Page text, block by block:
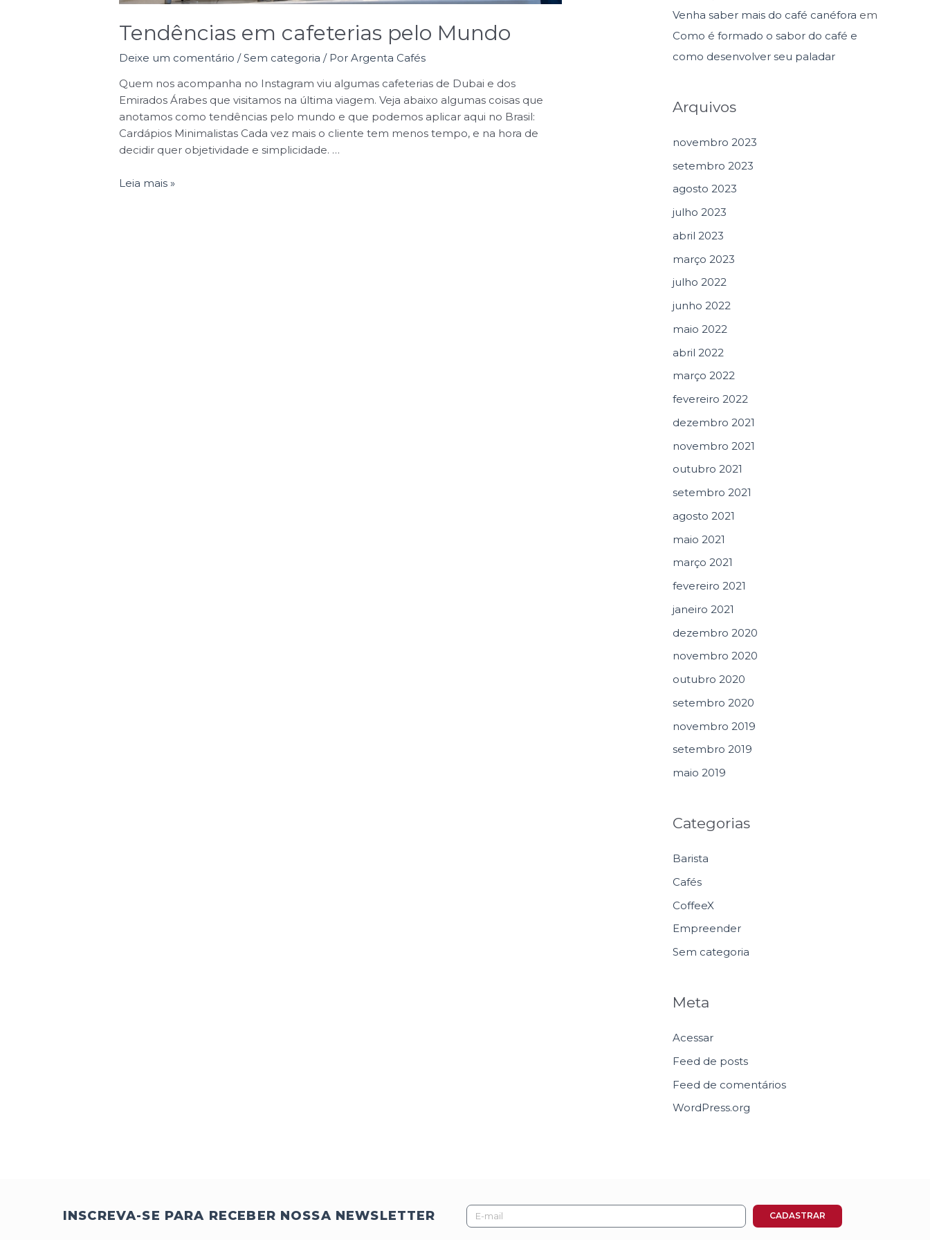
Tendências em cafeterias pelo Mundo
Deixe um comentário /Sem categoria / PorArgenta Cafés
Quem nos acompanha no Instagram viu algumas cafeterias de Dubai e dos
Emirados Árabes que visitamos na última viagem. Veja abaixo algumas coisas que
anotamos como tendências pelo mundo e que podemos aplicar aqui no Brasil:
Cardápios Minimalistas Cada vez mais o cliente tem menos tempo, e na hora de
decidir quer objetividade e simplicidade. …
Leia mais »
Venha saber mais do café canéfora em
Como é formado o sabor do café e
como desenvolver seu paladar
Arquivos
novembro 2023
setembro 2023
agosto 2023
julho 2023
abril 2023
março 2023
julho 2022
junho 2022
maio 2022
abril 2022
março 2022
fevereiro 2022
dezembro 2021
novembro 2021
outubro 2021
setembro 2021
agosto 2021
maio 2021
março 2021
fevereiro 2021
janeiro 2021
dezembro 2020
novembro 2020
outubro 2020
setembro 2020
novembro 2019
setembro 2019
maio 2019
Categorias
Barista
Cafés
CoffeeX
Empreender
Sem categoria
Meta
Acessar
Feed de posts
Feed de comentários
WordPress.org
INSCREVA-SE PARA RECEBER NOSSA NEWSLETTER
E-
mail
CADASTRAR